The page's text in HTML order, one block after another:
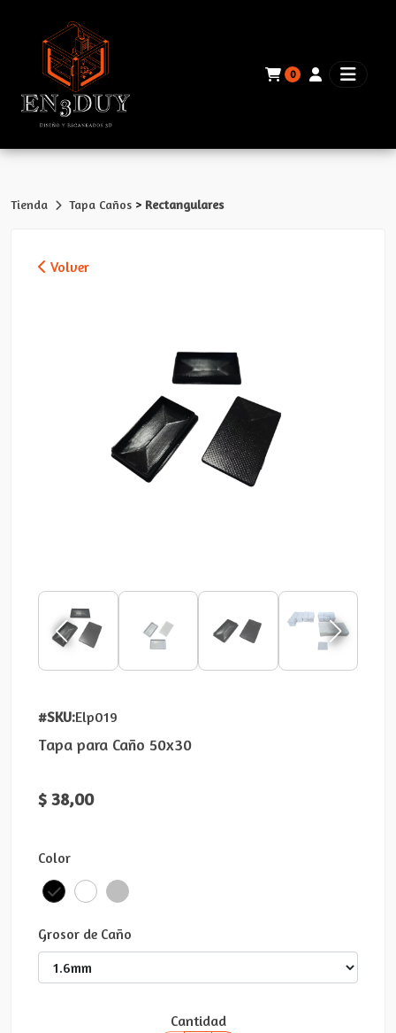
0
Tienda Tapa Caños > Rectangulares
Volver
#SKU:Elp019
Tapa para Caño 50x30
$ 38,00
Color
Grosor de Caño
Cantidad